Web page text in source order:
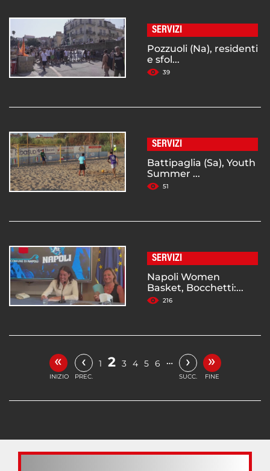
SERVIZI
Pozzuoli (Na), residenti
e sfol...
39
SERVIZI
Battipaglia (Sa), Youth
Summer ...
51
SERVIZI
Napoli Women
Basket, Bocchetti:...
216
«
INIZIO
‹
PREC.
1 2 3 4 5 6 … ›
SUCC.
»
FINE